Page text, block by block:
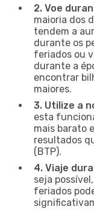
2. Voe
maioria dos
tendem a
durante os
feriados ou
durante a
encontrar
maiores.
3. Utilize a
esta
mais barato
resultados
(BTP).
4. Viaje
seja
feriados